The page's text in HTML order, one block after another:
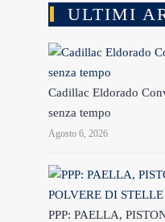
ULTIMI
Cadillac Eldorado
senza tempo
Agosto 6, 2026
PPP: PAELLA,